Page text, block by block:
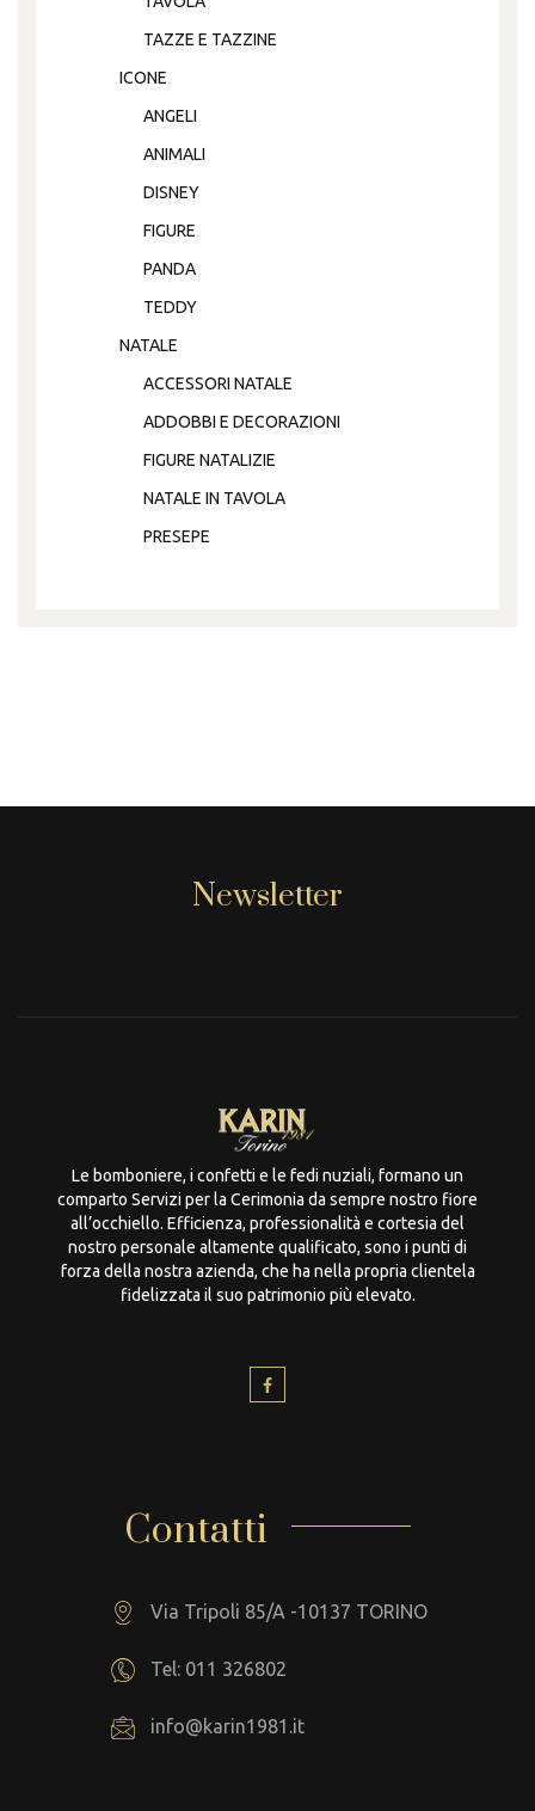
TAZZE E TAZZINE
ICONE
ANGELI
ANIMALI
DISNEY
FIGURE
PANDA
TEDDY
NATALE
ACCESSORI NATALE
ADDOBBI E DECORAZIONI
FIGURE NATALIZIE
NATALE IN TAVOLA
PRESEPE
Newsletter
Le bomboniere, i confetti e le fedi nuziali, formano un
comparto Servizi per la Cerimonia da sempre nostro fiore
all’occhiello. Efficienza, professionalità e cortesia del
nostro personale altamente qualificato, sono i punti di
forza della nostra azienda, che ha nella propria clientela
fidelizzata il suo patrimonio più elevato.
Contatti
Via Tripoli 85/A -10137 TORINO
Tel: 011 326802
info@karin1981.it